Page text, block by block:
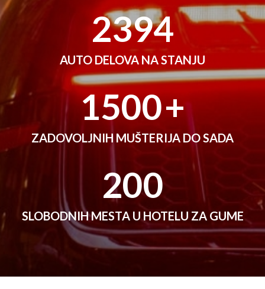
2394
AUTO DELOVA NA STANJU
1500+
ZADOVOLJNIH MUŠTERIJA DO SADA
200
SLOBODNIH MESTA U HOTELU ZA GUME